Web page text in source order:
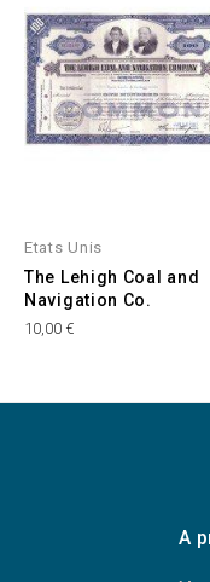
Etats Unis
The Lehigh Coal and
Navigation Co.
10,00 €
A